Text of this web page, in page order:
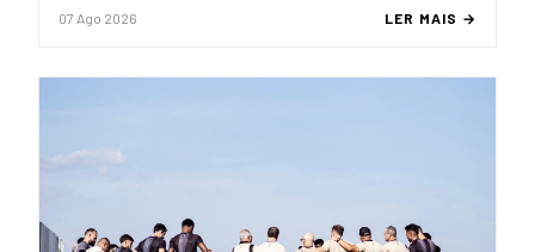
07 Ago 2026 LER MAIS →